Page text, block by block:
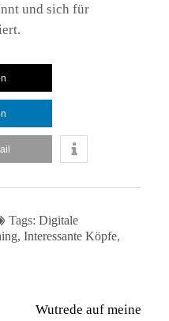
und sich für
Tags: Digitale
, Interessante Köpfe,
Wutrede auf meine